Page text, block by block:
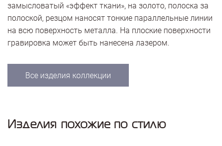
замысловатый «эффект ткани», на золото, полоска за
полоской, резцом наносят тонкие параллельные линии
на всю поверхность металла. На плоские поверхности
гравировка может быть нанесена лазером.
Все изделия коллекции
Изделия похожие по стилю